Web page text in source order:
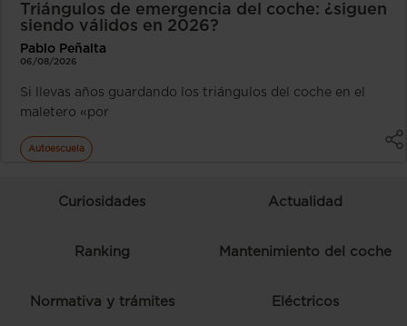
Triángulos de emergencia del coche: ¿siguen
siendo válidos en 2026?
Pablo Peñalta
06/08/2026
Si llevas años guardando los triángulos del coche en el
maletero «por
Autoescuela
Curiosidades Actualidad
Ranking Mantenimiento del coche
Normativa y trámites Eléctricos